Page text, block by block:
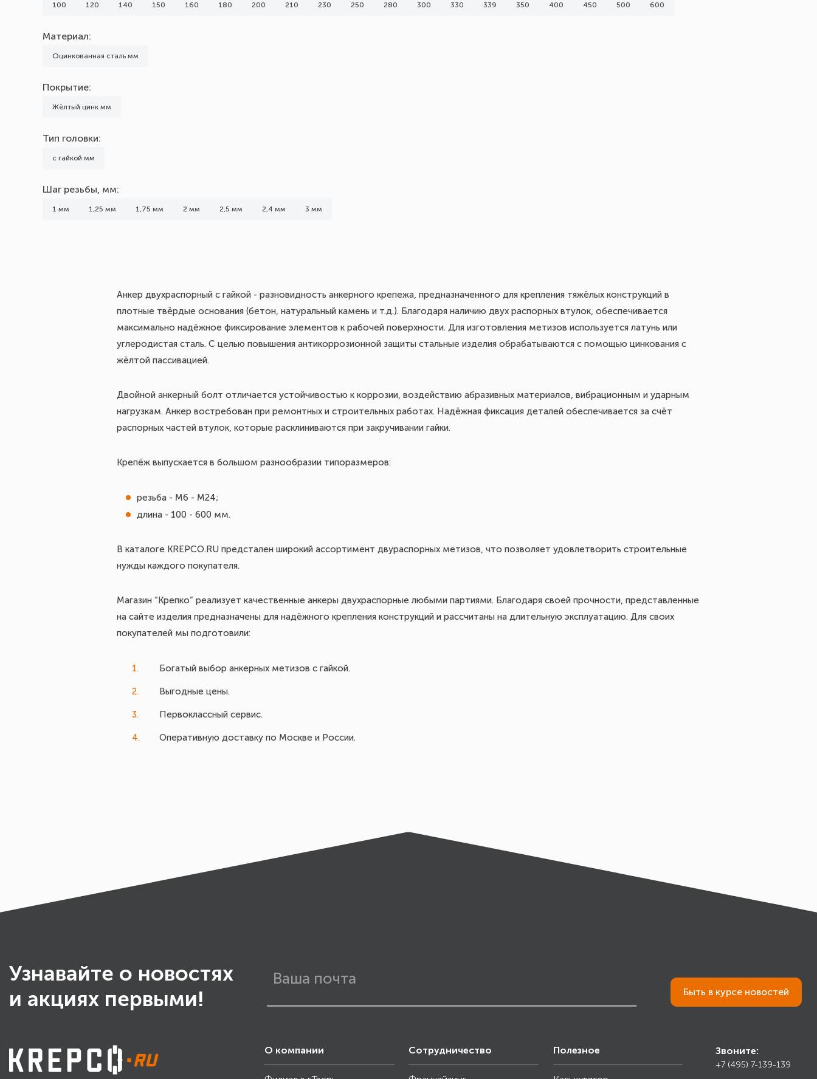
2
2,4
3
Применение
по бетону
по кирпичу
100 120 140 150 160 180 200 210 230 250 280 300 330 339 350 400 450 500 600
Материал:
Оцинкованная сталь мм
Покрытие:
Жёлтый цинк мм
Тип головки:
с гайкой мм
Шаг резьбы, мм:
1 мм 1,25 мм 1,75 мм 2 мм 2,5 мм 2,4 мм 3 мм
Анкер двухраспорный с гайкой - разновидность анкерного крепежа, предназначенного для крепления тяжёлых конструкций в
плотные твёрдые основания (бетон, натуральный камень и т.д.). Благодаря наличию двух распорных втулок, обеспечивается
максимально надёжное фиксирование элементов к рабочей поверхности. Для изготовления метизов используется латунь или
углеродистая сталь. С целью повышения антикоррозионной защиты стальные изделия обрабатываются с помощью цинкования с
жёлтой пассивацией.
Двойной анкерный болт отличается устойчивостью к коррозии, воздействию абразивных материалов, вибрационным и ударным
нагрузкам. Анкер востребован при ремонтных и строительных работах. Надёжная фиксация деталей обеспечивается за счёт
распорных частей втулок, которые расклиниваются при закручивании гайки.
Крепёж выпускается в большом разнообразии типоразмеров:
резьба - М6 - М24;
длина - 100 - 600 мм.
В каталоге KREPCO.RU предстален широкий ассортимент двураспорных метизов, что позволяет удовлетворить строительные
нужды каждого покупателя.
Магазин “Крепко” реализует качественные анкеры двухраспорные любыми партиями. Благодаря своей прочности, представленные
на сайте изделия предназначены для надёжного крепления конструкций и рассчитаны на длительную эксплуатацию. Для своих
покупателей мы подготовили:
Богатый выбор анкерных метизов с гайкой.
Выгодные цены.
Первоклассный сервис.
Оперативную доставку по Москве и России.
Узнавайте о новостях
и акциях первыми!
Быть в курсе новостей
О компании Сотрудничество Полезное Звоните:
+7 (495) 7-139-139